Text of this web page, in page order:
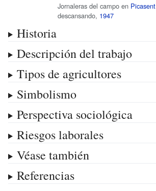
Jornaleras del campo en Picasent
descansando, 1947
Historia
Descripción del trabajo
Tipos de agricultores
Simbolismo
Perspectiva sociológica
Riesgos laborales
Véase también
Referencias